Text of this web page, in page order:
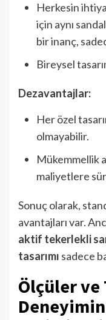
Herkesin
için aynı
bir inanç,
Bireysel
Dezavantajlar:
Her özel
olmayabilir.
Mükemmellik
maliyetlere
Sonuç olarak,
avantajları var.
aktif tekerlekli
tasarımı sadece
Ölçüler ve